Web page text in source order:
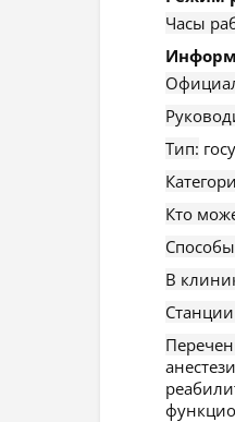
Часы
Тип:
Кто
В